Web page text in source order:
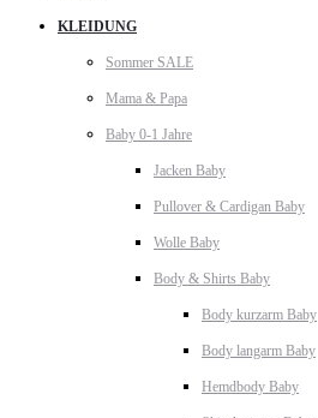
KLEIDUNG
Sommer SALE
Mama & Papa
Baby 0-1 Jahre
Jacken Baby
Pullover & Cardigan Baby
Wolle Baby
Body & Shirts Baby
Body kurzarm Baby
Body langarm Baby
Hemdbody Baby